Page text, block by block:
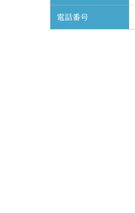
電話番号